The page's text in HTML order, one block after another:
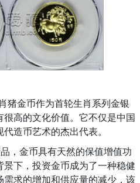
猪金币作为首轮生肖系列金银
很高的文化价值。它不仅是中国
造币艺术的杰出代表。
，金币具有天然的保值增值功
下，投资金币成为了一种稳健
求的增加和供应量的减少，该